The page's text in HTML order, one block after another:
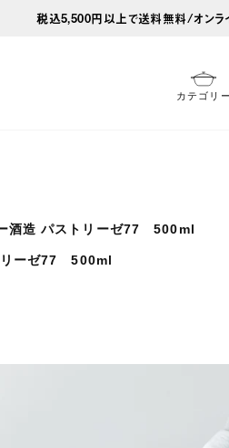
税込5,500円以上で送料無料/オン
カテゴリー
酒造 パストリーゼ77 500ml
リーゼ77 500ml